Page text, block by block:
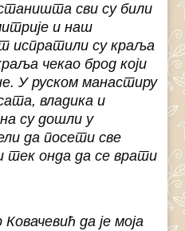
сви су били
и наш
испратили су краља
чекао брод који
У руском манастиру
владика и
су дошли у
да посети све
тек онда да се врати
да је моја